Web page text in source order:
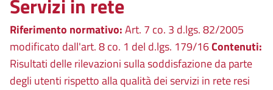
Servizi in rete
Riferimento normativo:Art. 7 co. 3 d.lgs. 82/2005
modificato dall'art. 8 co. 1 del d.lgs. 179/16Contenuti:
Risultati delle rilevazioni sulla soddisfazione da parte
degli utenti rispetto alla qualità dei servizi in rete resi